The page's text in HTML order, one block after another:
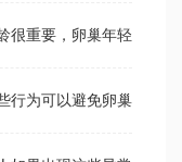
很重要，卵巢年轻成功率
为可以避免卵巢早衰？